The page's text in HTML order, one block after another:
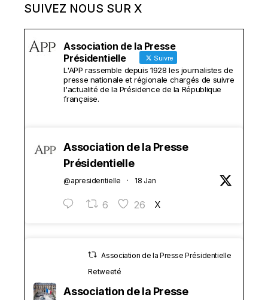
SUIVEZ NOUS SUR X
Association de la Presse
Présidentielle
Suivre
L'APP rassemble depuis 1928 les journalistes de
presse nationale et régionale chargés de suivre
l'actualité de la Présidence de la République
française.
Association de la Presse
Présidentielle
@apresidentielle · 18 Jan
6 26 X
Association de la Presse Présidentielle
Retweeté
Association de la Presse